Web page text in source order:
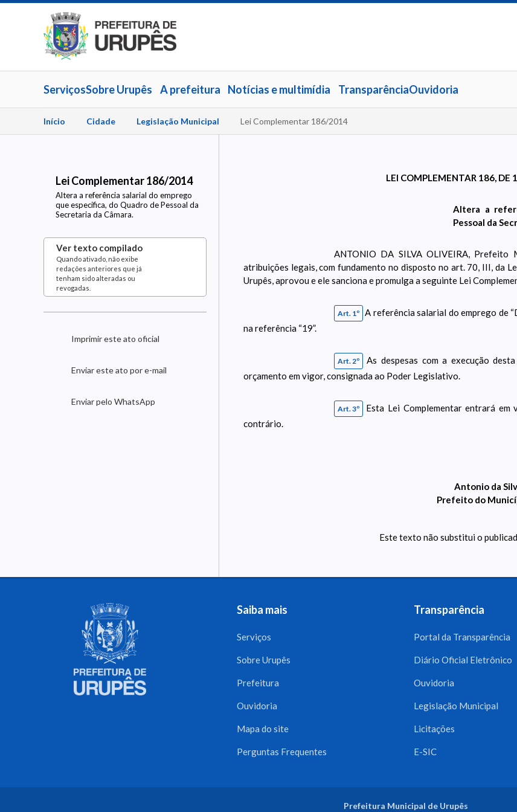
ServiçosSobre Urupês A prefeitura Notícias e multimídia TransparênciaOuvidoria
Início Cidade Legislação Municipal Lei Complementar 186/2014
Lei Complementar 186/2014
Altera a referência salarial do emprego
que especifica, do Quadro de Pessoal da
Secretaria da Câmara.
Ver texto compilado
Quando ativado, não exibe
redações anteriores que já
tenham sido alteradas ou
revogadas.
Imprimir este ato oficial
Enviar este ato por e-mail
Enviar pelo WhatsApp
LEI COMPLEMENTAR 186, DE
Altera a
Pessoal da
ANTONIO DA SILVA OLIVEIRA, Prefeito
atribuições legais, com fundamento no disposto no art. 70, III, da
Urupês, aprovou e ele sanciona e promulga a seguinte Lei
Art. 1º
A referência salarial do emprego de
na referência “19”.
Art. 2º
As despesas com a execução
orçamento em vigor, consignada ao Poder Legislativo.
Art. 3º
Esta Lei Complementar entrará em
contrário.
Antonio da
Prefeito do
Este texto não substitui o
Saiba mais
Serviços
Sobre Urupês
Prefeitura
Ouvidoria
Mapa do site
Perguntas Frequentes
Transparência
Portal da Transparência
Diário Oficial Eletrônico
Ouvidoria
Legislação Municipal
Licitações
E-SIC
Prefeitura Municipal de Urupês